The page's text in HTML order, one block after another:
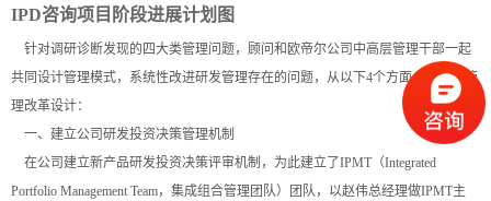
IPD咨询项目阶段进展计划图
针对调研诊断发现的四大类管理问题，顾问和欧帝尔公司中高层管理干部一起
共同设计管理模式，系统性改进研发管理存在的问题，从以下4个方面入手进行管
理改革设计：
一、建立公司研发投资决策管理机制
在公司建立新产品研发投资决策评审机制，为此建立了IPMT（Integrated
Portfolio Management Team，集成组合管理团队）团队，以赵伟总经理做IPMT主